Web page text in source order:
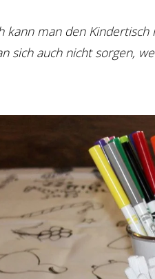
kann man den
sich auch nicht sorgen,